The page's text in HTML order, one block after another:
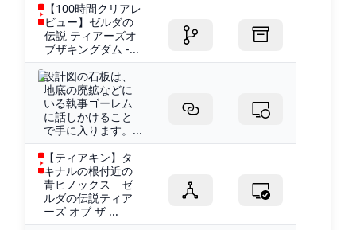
【100時間クリアレ
ビュー】ゼルダの
伝説 ティアーズオ
ブザキングダム -...
設計図の石板は、
地底の廃鉱などに
いる執事ゴーレム
に話しかけること
で手に入ります。...
【ティアキン】タ
キナルの根付近の
青ヒノックス ゼ
ルダの伝説ティア
ーズ オブ ザ ...